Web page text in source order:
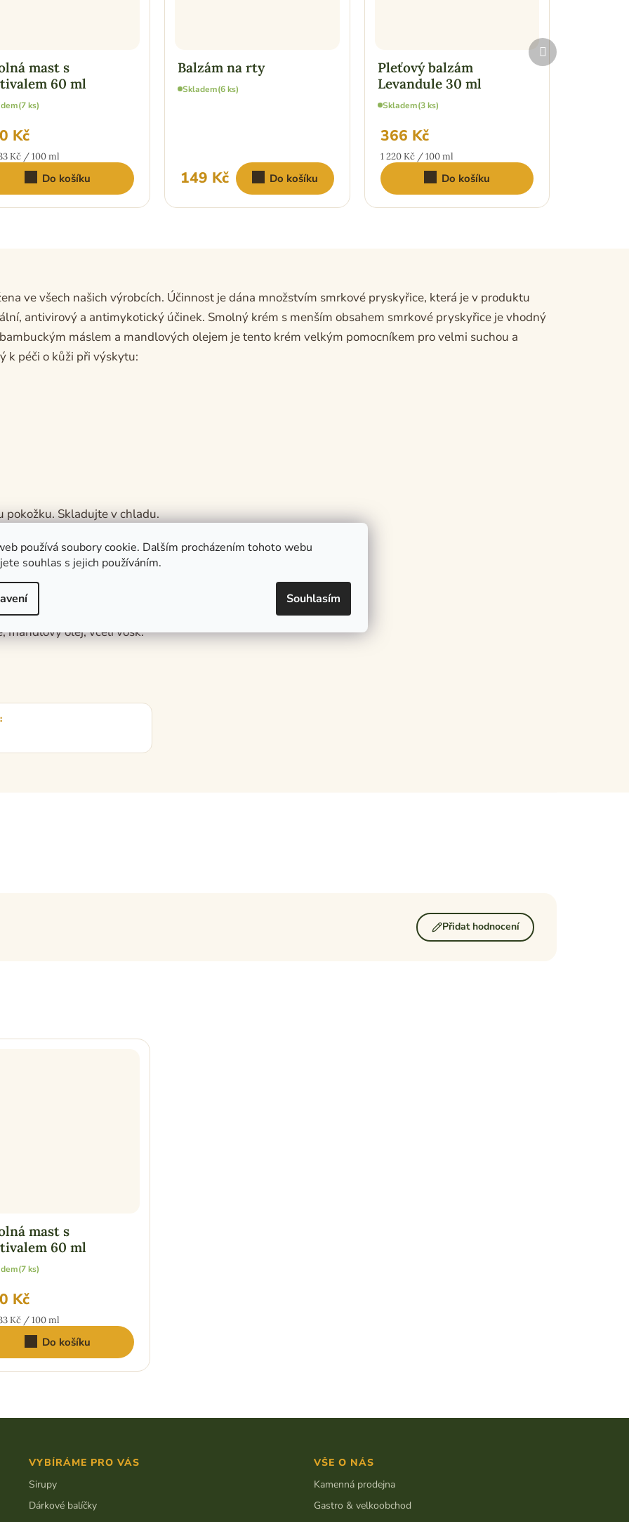
používá soubory cookie. Dalším procházením tohoto webu
souhlas s jejich používáním.
Souhlasím
mast s
60 ml
(7 ks)
Kč
Kč / 100 ml
Do košíku
Balzám na rty
Skladem(6 ks)
149 Kč Do košíku
Pleťový balzám
Levandule 30 ml
Skladem(3 ks)
366 Kč
Měrná
cena:
1 220 Kč / 100 ml
Do košíku
Další
produkt
ve všech našich výrobcích. Účinnost je dána množstvím smrkové pryskyřice, která je v produktu
antivirový a antimykotický účinek. Smolný krém s menším obsahem smrkové pryskyřice je vhodný
máslem a mandlových olejem je tento krém velkým pomocníkem pro velmi suchou a
k péči o kůži při výskytu:
pokožku. Skladujte v chladu.
mandlový olej, včelí vosk.
:
mast s
60 ml
(7 ks)
Kč
Kč / 100 ml
Do košíku
Přidat hodnocení
VYBÍRÁME PRO VÁS
Sirupy
Dárkové balíčky
VŠE O NÁS
Kamenná prodejna
Gastro & velkoobchod